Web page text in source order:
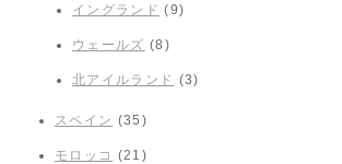
イングランド (9)
ウェールズ (8)
北アイルランド (3)
スペイン (35)
モロッコ (21)